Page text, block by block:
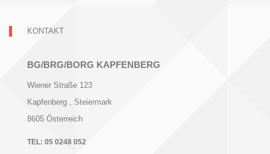
KONTAKT
BG/BRG/BORG KAPFENBERG
Wiener Straße 123
Kapfenberg , Steiermark
8605 Österreich
TEL: 05 0248 052